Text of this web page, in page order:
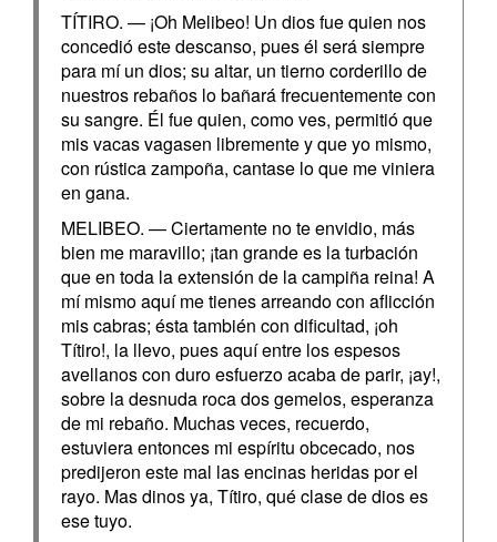
TÍTIRO. — ¡Oh Melibeo! Un dios fue quien nos
concedió este descanso, pues él será siempre
para mí un dios; su altar, un tierno corderillo de
nuestros rebaños lo bañará frecuentemente con
su sangre. Él fue quien, como ves, permitió que
mis vacas vagasen libremente y que yo mismo,
con rústica zampoña, cantase lo que me viniera
en gana.
MELIBEO. — Ciertamente no te envidio, más
bien me maravillo; ¡tan grande es la turbación
que en toda la extensión de la campiña reina! A
mí mismo aquí me tienes arreando con aflicción
mis cabras; ésta también con dificultad, ¡oh
Títiro!, la llevo, pues aquí entre los espesos
avellanos con duro esfuerzo acaba de parir, ¡ay!,
sobre la desnuda roca dos gemelos, esperanza
de mi rebaño. Muchas veces, recuerdo,
estuviera entonces mi espíritu obcecado, nos
predijeron este mal las encinas heridas por el
rayo. Mas dinos ya, Títiro, qué clase de dios es
ese tuyo.